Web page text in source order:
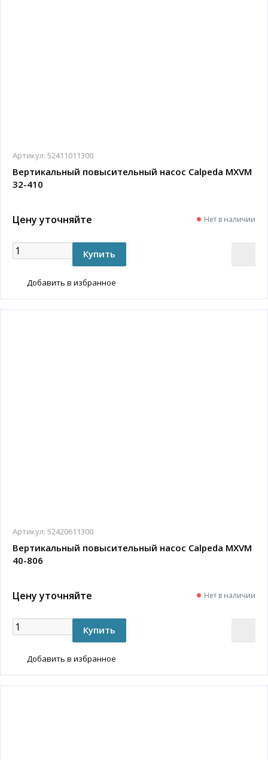
Артикул: 52411011300
Вертикальный повысительный насос Calpeda MXVM
32-410
Цену уточняйте Нет в наличии
Добавить в избранное
Артикул: 52420611300
Вертикальный повысительный насос Calpeda MXVM
40-806
Цену уточняйте Нет в наличии
Добавить в избранное